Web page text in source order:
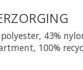
43%
100%